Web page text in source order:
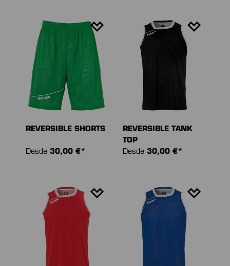
REVERSIBLE SHORTS
Desde 30,00 €*
REVERSIBLE TANK
TOP
Desde 30,00 €*